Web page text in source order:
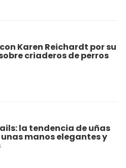
Karen Reichardt por su
criaderos de perros
la tendencia de uñas
manos elegantes y